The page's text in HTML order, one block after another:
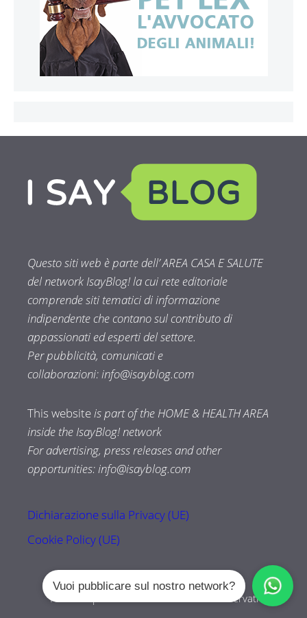
Questo siti web è parte dell’ AREA CASA E SALUTE
del network IsayBlog! la cui rete editoriale
comprende siti tematici di informazione
indipendente che contano sul contributo di
appassionati ed esperti del settore.
Per pubblicità, comunicati e
collaborazioni:info@isayblog.com
This websiteis part of the HOME & HEALTH AREA
inside the IsayBlog! network
For advertising, press releases and other
opportunities:info@isayblog.com
Dichiarazione sulla Privacy (UE)
Cookie Policy (UE)
Tuttozampe.com © 2026 Tutti i diritti riservati
Vuoi pubblicare sul nostro network?